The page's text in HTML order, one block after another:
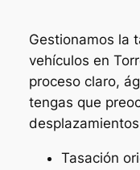
Gestionamos la
vehículos en
proceso claro,
tengas que
Tasación